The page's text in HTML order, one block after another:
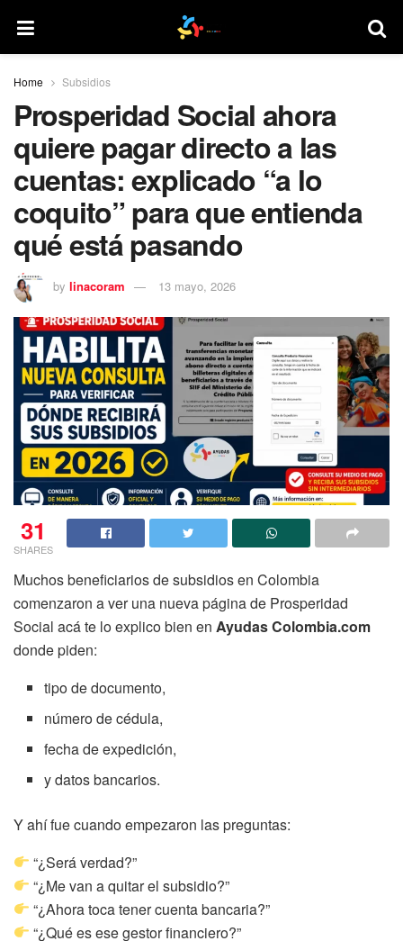
Home Subsidios
Prosperidad Social ahora
quiere pagar directo a las
cuentas: explicado “a lo
coquito” para que entienda
qué está pasando
by linacoram 13 mayo, 2026
31
SHARES
Muchos beneficiarios de subsidios en Colombia
comenzaron a ver una nueva página de Prosperidad
Social acá te lo explico bien en Ayudas Colombia.com
donde piden:
tipo de documento,
número de cédula,
fecha de expedición,
y datos bancarios.
Y ahí fue cuando empezaron las preguntas:
“¿Será verdad?”
“¿Me van a quitar el subsidio?”
“¿Ahora toca tener cuenta bancaria?”
“¿Qué es ese gestor financiero?”